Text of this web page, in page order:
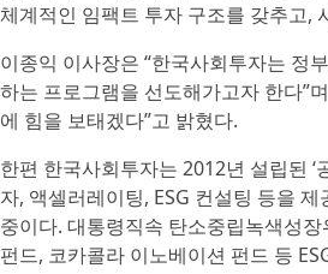
체계적인 임팩트 투자 구조를 갖추고,
이종익 이사장은 “한국사회투자는 정
하는 프로그램을 선도해가고자 한다”
에 힘을 보태겠다”고 밝혔다.
한편 한국사회투자는 2012년 설립된
자, 액셀러레이팅, ESG 컨설팅 등을
중이다. 대통령직속 탄소중립녹색성
펀드, 코카콜라 이노베이션 펀드 등